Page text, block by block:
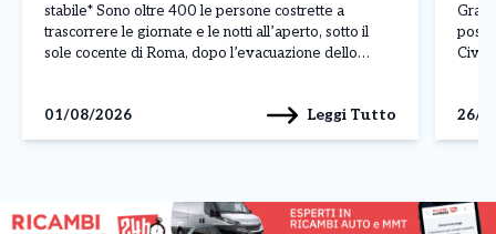
stabile* Sono oltre 400 le persone costrette a
trascorrere le giornate e le notti all’aperto, sotto il
sole cocente di Roma, dopo l’evacuazione dello
01/08/2026
Leggi Tutto
26/